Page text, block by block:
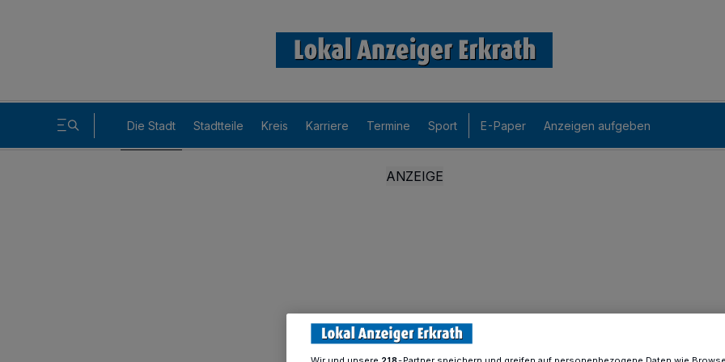
Die Stadt Stadtteile Kreis Karriere Termine Sport E-Paper Anzeigen aufgeben